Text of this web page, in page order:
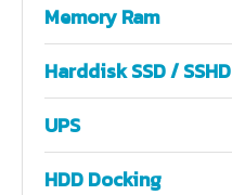
Memory Ram
Harddisk SSD / SSHD
UPS
HDD Docking